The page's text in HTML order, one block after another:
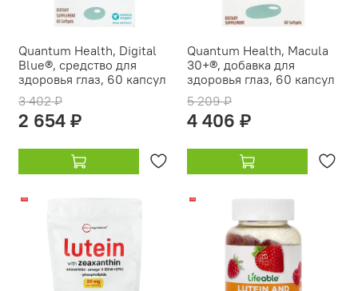
Quantum Health, Digital
Blue®, средство для
здоровья глаз, 60 капсул
3 402 ₽
2 654 ₽
Quantum Health, Macula
30+®, добавка для
здоровья глаз, 60 капсул
5 209 ₽
4 406 ₽
-19% -17%